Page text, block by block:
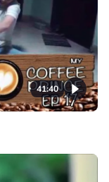
41:40